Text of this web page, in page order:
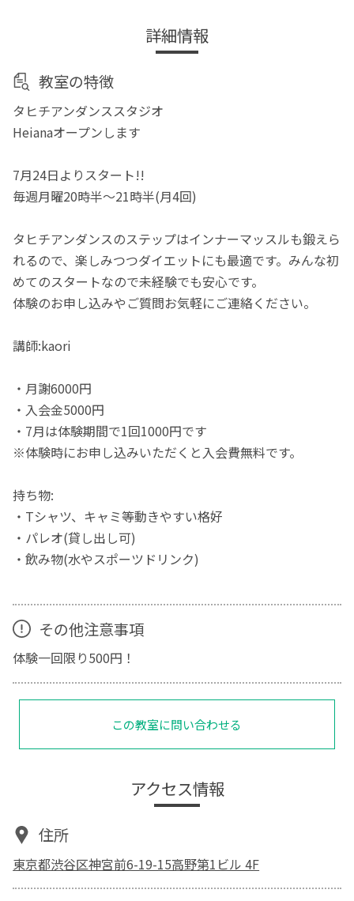
詳細情報
教室の特徴
タヒチアンダンススタジオ
Heianaオープンします
7月24日よりスタート!!
毎週月曜20時半〜21時半(月4回)
タヒチアンダンスのステップはインナーマッスルも鍛えら
れるので、楽しみつつダイエットにも最適です。みんな初
めてのスタートなので未経験でも安心です。
体験のお申し込みやご質問お気軽にご連絡ください。
講師:kaori
・月謝6000円
・入会金5000円
・7月は体験期間で1回1000円です
※体験時にお申し込みいただくと入会費無料です。
持ち物:
・Tシャツ、キャミ等動きやすい格好
・パレオ(貸し出し可)
・飲み物(水やスポーツドリンク)
その他注意事項
体験一回限り500円！
この教室に問い合わせる
アクセス情報
住所
東京都渋谷区神宮前6-19-15高野第1ビル 4F